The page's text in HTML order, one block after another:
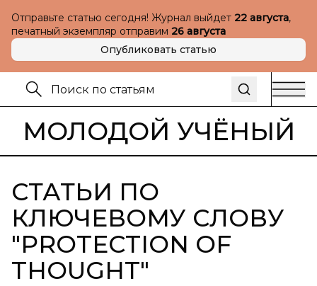
Отправьте статью сегодня! Журнал выйдет 22 августа,
печатный экземпляр отправим 26 августа
Опубликовать статью
МОЛОДОЙ УЧЁНЫЙ
СТАТЬИ ПО
КЛЮЧЕВОМУ СЛОВУ
"PROTECTION OF
THOUGHT"